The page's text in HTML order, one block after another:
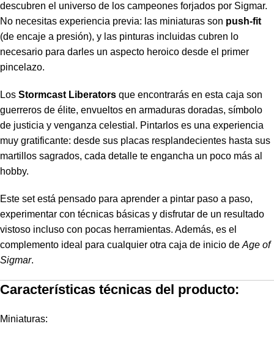
descubren el universo de los campeones forjados por Sigmar.
No necesitas experiencia previa: las miniaturas son push-fit
(de encaje a presión), y las pinturas incluidas cubren lo
necesario para darles un aspecto heroico desde el primer
pincelazo.
Los Stormcast Liberators que encontrarás en esta caja son
guerreros de élite, envueltos en armaduras doradas, símbolo
de justicia y venganza celestial. Pintarlos es una experiencia
muy gratificante: desde sus placas resplandecientes hasta sus
martillos sagrados, cada detalle te engancha un poco más al
hobby.
Este set está pensado para aprender a pintar paso a paso,
experimentar con técnicas básicas y disfrutar de un resultado
vistoso incluso con pocas herramientas. Además, es el
complemento ideal para cualquier otra caja de inicio de Age of
Sigmar.
Características técnicas del producto:
Miniaturas: